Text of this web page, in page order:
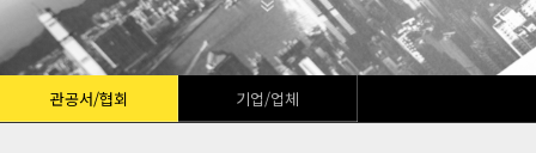
관공서/협회 기업/업체